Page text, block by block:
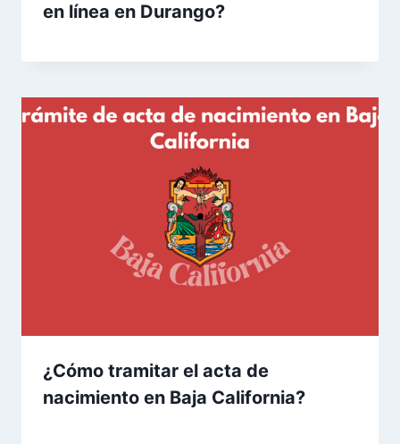
en línea en Durango?
¿Cómo tramitar el acta de
nacimiento en Baja California?